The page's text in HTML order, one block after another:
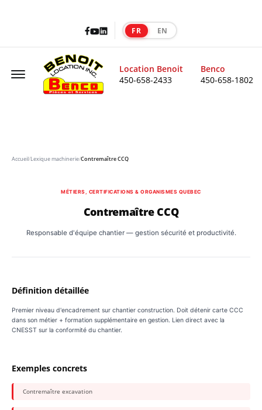
Facebook
Youtube
LinkedIn
FR | EN
Offcanvas Menu Open
Location Benoit
450-658-2433
Benco
450-658-1802
Accueil/Lexique machinerie/Contremaître CCQ
MÉTIERS, CERTIFICATIONS & ORGANISMES QUEBEC
Contremaître CCQ
Responsable d'équipe chantier — gestion sécurité et productivité.
Définition détaillée
Premier niveau d'encadrement sur chantier construction. Doit détenir carte CCC
dans son métier + formation supplémentaire en gestion. Lien direct avec la
CNESST sur la conformité du chantier.
Exemples concrets
Contremaître excavation